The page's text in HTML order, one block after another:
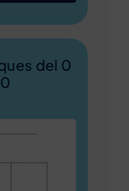
del 0